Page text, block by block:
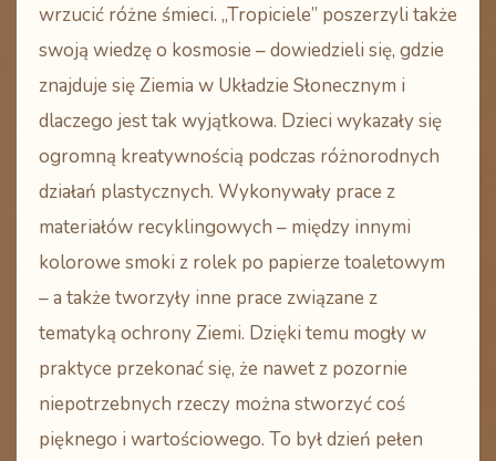
wrzucić różne śmieci. „Tropiciele” poszerzyli także
swoją wiedzę o kosmosie – dowiedzieli się, gdzie
znajduje się Ziemia w Układzie Słonecznym i
dlaczego jest tak wyjątkowa. Dzieci wykazały się
ogromną kreatywnością podczas różnorodnych
działań plastycznych. Wykonywały prace z
materiałów recyklingowych – między innymi
kolorowe smoki z rolek po papierze toaletowym
– a także tworzyły inne prace związane z
tematyką ochrony Ziemi. Dzięki temu mogły w
praktyce przekonać się, że nawet z pozornie
niepotrzebnych rzeczy można stworzyć coś
pięknego i wartościowego. To był dzień pełen